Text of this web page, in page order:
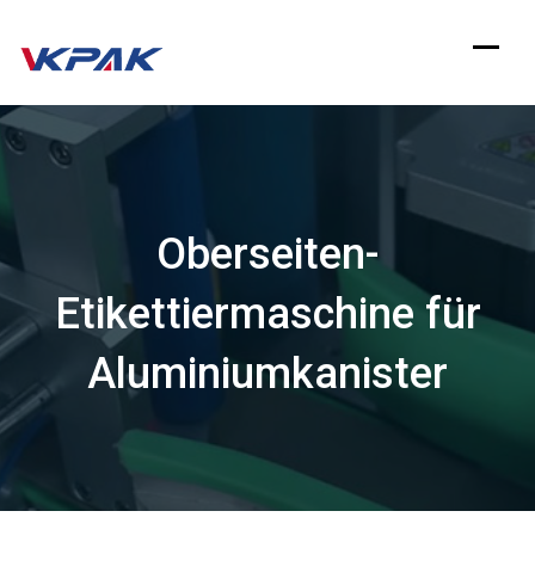
Zum
Inhalt
springen
Oberseiten-
Etikettiermaschine für
Aluminiumkanister